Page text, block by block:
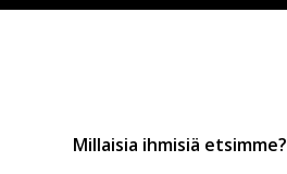
Millaisia ihmisiä etsimme?